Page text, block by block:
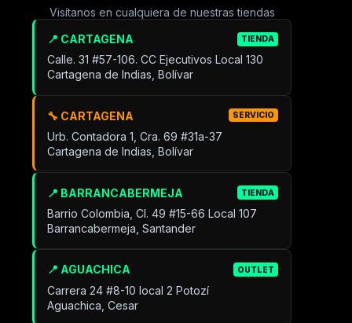
Visítanos en cualquiera de nuestras tiendas
📍 CARTAGENA TIENDA
Calle. 31 #57-106. CC Ejecutivos Local 130
Cartagena de Indias, Bolívar
🔧 CARTAGENA SERVICIO
Urb. Contadora 1, Cra. 69 #31a-37
Cartagena de Indias, Bolívar
📍 BARRANCABERMEJA TIENDA
Barrio Colombia, Cl. 49 #15-66 Local 107
Barrancabermeja, Santander
📍 AGUACHICA OUTLET
Carrera 24 #8-10 local 2 Potozí
Aguachica, Cesar